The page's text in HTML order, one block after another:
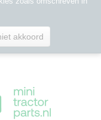
akkoord